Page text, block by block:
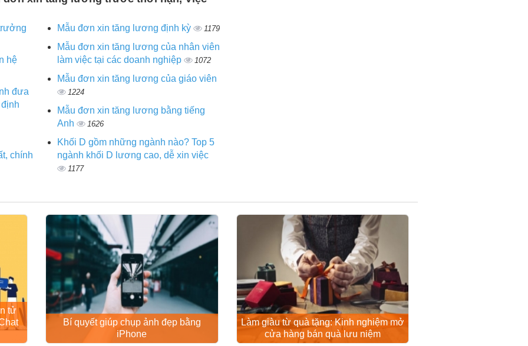
hệ
đưa
chính
Mẫu đơn xin tăng lương định kỳ 1179
Mẫu đơn xin tăng lương của nhân viên
làm việc tại các doanh nghiệp
1072
Mẫu đơn xin tăng lương của giáo viên
1224
Mẫu đơn xin tăng lương bằng tiếng
Anh
1626
Khối D gồm những ngành nào? Top 5
ngành khối D lương cao, dễ xin việc
1177
tử
Bí quyết giúp chụp ảnh đẹp bằng
iPhone
Làm giàu từ quà tặng: Kinh nghiệm mở
cửa hàng bán quà lưu niệm